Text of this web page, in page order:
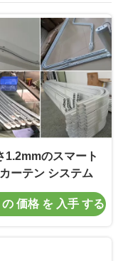
1.2mmのスマート
ーテン システム
価格 を 入手 する